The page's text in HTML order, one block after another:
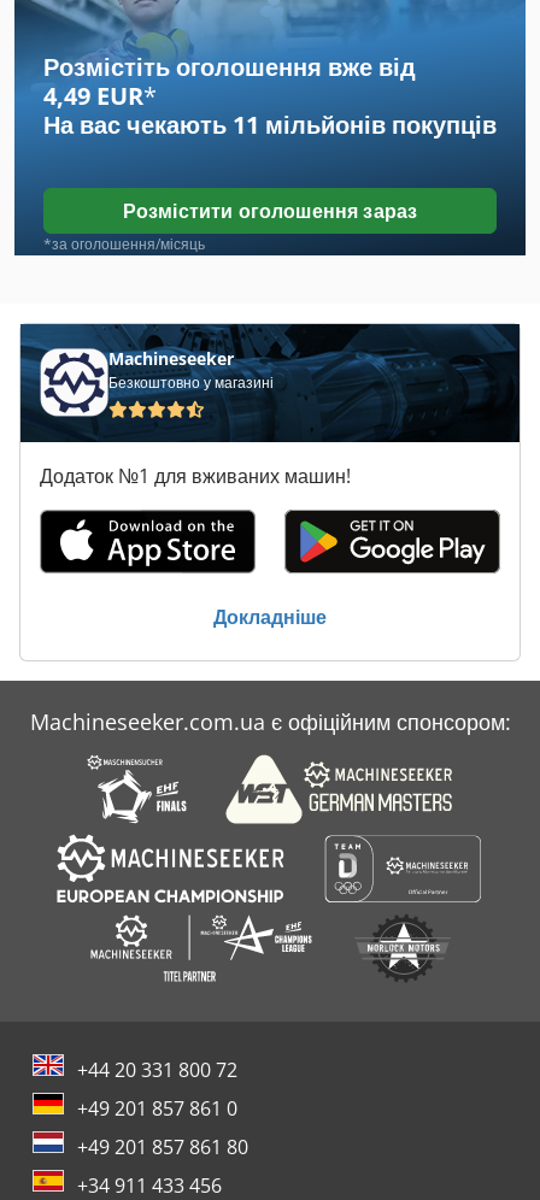
Emco Compact 10
Emcomat 14
Emcomat 14 D
Emcomat 17 D
Emcomat 20 D
Emcomat 7 Технічні Дані
Emcomat Fb 3
Emcoturn 242
Emcoturn 320
Emcoturn 340
Hicom 200
Rems Combi
Догляд За Автомобілем Емульсія
Розмістіть оголошення вже від
4,49 EUR*
На вас чекають 11 мільйонів покупців
Розмістити оголошення зараз
*за оголошення/місяць
Machineseeker
Безкоштовно у магазині
Додаток №1 для вживаних машин!
Докладніше
Machineseeker.com.ua є офіційним спонсором:
+44 20 331 800 72
+49 201 857 861 0
+49 201 857 861 80
+34 911 433 456